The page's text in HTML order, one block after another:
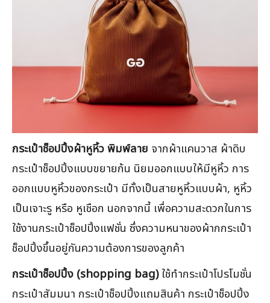
กระเป๋าช็อปปิ้งผ้าหูหิ้ว พิมพ์ลาย จากผ้าแคนวาส ผ้าดิบ
กระเป๋าช็อปปิ้งแบบขยายก้น นิยมออกแบบให้มีหูหิ้ว การ
ออกแบบหูหิ้วของกระเป๋า มีทั้งเป็นสายหูหิ้วแบบผ้า, หูหิ้ว
เป็นเจาะรู หรือ หูเชือก นอกจากนี้ เพื่อความสะดวกในการ
ใช้งานกระเป๋าช็อปปิ้งแฟชั่น ซึ่งความหนาของผ้ากกระเป๋า
ช็อปปิ้งขึ้นอยู่กันความต้องการของลูกค้า
กระเป๋าช็อปปิ้ง (shopping bag)ใช้ทำกระเป๋าโปรโมชั่น
กระเป๋าสัมมนา กระเป๋าช็อปปิ้งแถมสินค้า กระเป๋าช็อปปิ้ง